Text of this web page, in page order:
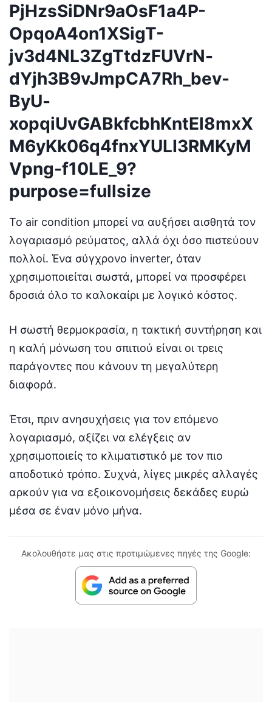
Το air condition μπορεί να αυξήσει αισθητά τον
λογαριασμό ρεύματος, αλλά όχι όσο πιστεύουν
πολλοί. Ένα σύγχρονο inverter, όταν
χρησιμοποιείται σωστά, μπορεί να προσφέρει
δροσιά όλο το καλοκαίρι με λογικό κόστος.
Η σωστή θερμοκρασία, η τακτική συντήρηση και
η καλή μόνωση του σπιτιού είναι οι τρεις
παράγοντες που κάνουν τη μεγαλύτερη
διαφορά.
Έτσι, πριν ανησυχήσεις για τον επόμενο
λογαριασμό, αξίζει να ελέγξεις αν
χρησιμοποιείς το κλιματιστικό με τον πιο
αποδοτικό τρόπο. Συχνά, λίγες μικρές αλλαγές
αρκούν για να εξοικονομήσεις δεκάδες ευρώ
μέσα σε έναν μόνο μήνα.
Ακολουθήστε μας στις προτιμώμενες πηγές της Google: